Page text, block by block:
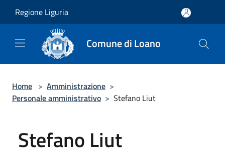
Regione Liguria
Comune di Loano
Home > Amministrazione >
Personale amministrativo > Stefano Liut
Stefano Liut